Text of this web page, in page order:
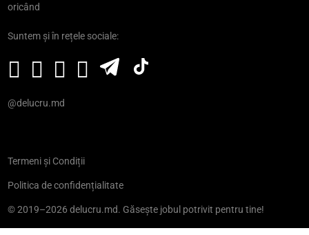
oricând
Suntem și în rețele sociale:
@delucru.md
© 2019–2026 delucru.md. Găsește jobul potrivit pentru tine!
Termeni și Condiții
Politica de confidențialitate